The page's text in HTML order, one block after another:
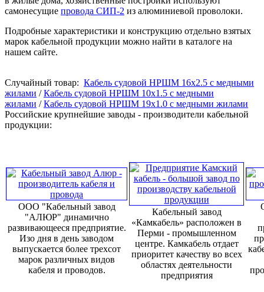
самонесущие провода СИП-2 из алюминиевой проволоки.
Подробные характеристики и конструкцию отдельно взятых
марок кабельной продукции можно найти в каталоге на
нашем сайте.
Случайный товар: Кабель судовой НРШМ 16x2.5 с медными
жилами /Кабель судовой НРШМ 10x1.5 с медными
жилами /Кабель судовой НРШМ 19x1.0 с медными жилами
Российские крупнейшие заводы - производители кабельной
продукции:
ООО "Кабельный завод
"АЛЮР" динамично
развивающееся предприятие.
Изо дня в день заводом
выпускается более трехсот
марок различных видов
кабеля и проводов.
Кабельный завод
«Камкабель» расположен в
Перми - промышленном
центре. Камкабель отдает
приоритет качеству во всех
областях деятельности
предприятия